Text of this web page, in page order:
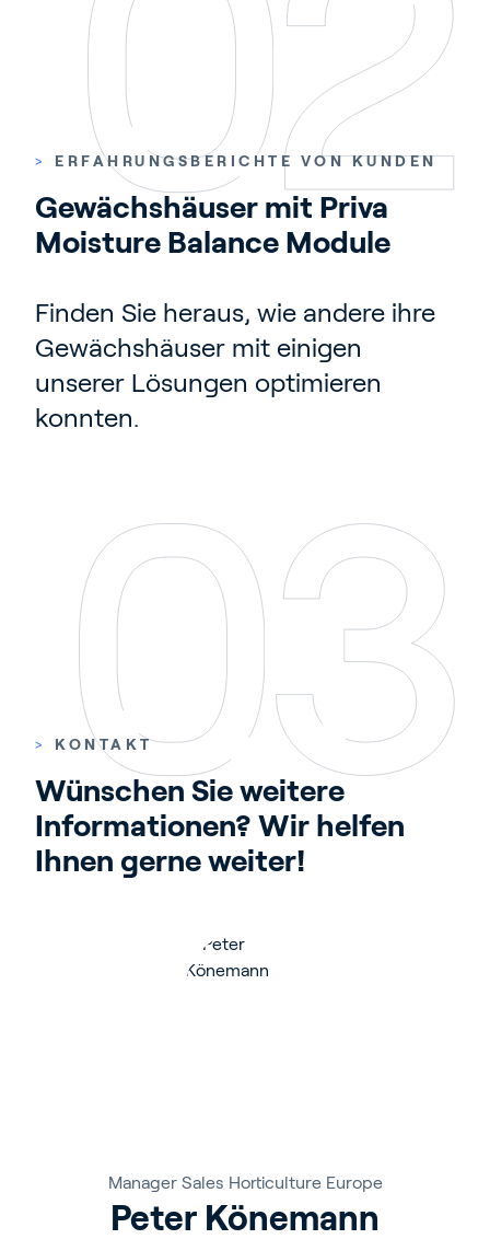
> ERFAHRUNGSBERICHTE VON KUNDEN
Gewächshäuser mit Priva
Moisture Balance Module
Finden Sie heraus, wie andere ihre
Gewächshäuser mit einigen
unserer Lösungen optimieren
konnten.
> KONTAKT
Wünschen Sie weitere
Informationen? Wir helfen
Ihnen gerne weiter!
Manager Sales Horticulture Europe
Peter Könemann